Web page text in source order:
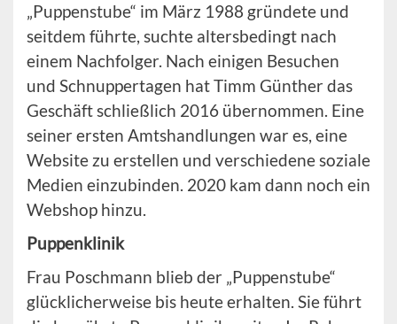
„Puppenstube“ im März 1988 gründete und
seitdem führte, suchte altersbedingt nach
einem Nachfolger. Nach einigen Besuchen
und Schnuppertagen hat Timm Günther das
Geschäft schließlich 2016 übernommen. Eine
seiner ersten Amtshandlungen war es, eine
Website zu erstellen und verschiedene soziale
Medien einzubinden. 2020 kam dann noch ein
Webshop hinzu.
Puppenklinik
Frau Poschmann blieb der „Puppenstube“
glücklicherweise bis heute erhalten. Sie führt